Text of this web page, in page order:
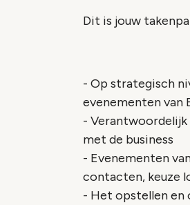
Dit is jouw
- Op strategisch
evenementen van
- Verantwoordelijk
met de business
- Evenementen
contacten, keuze
- Het opstellen en